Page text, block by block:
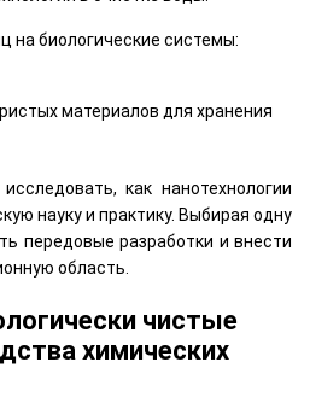
на биологические системы:
материалов для хранения
как нанотехнологии
науку и практику. Выбирая одну
передовые разработки и внести
область.
чистые
химических